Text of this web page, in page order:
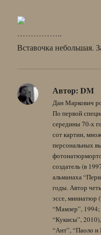
……………..
Вставочка небольшая.
Автор: DM
Дан Маркович
По первой
середины 70-х
сот картин,
персональных
создатель (в
альманаха
годы. Автор
эссе, миниатюр
“Мамзер”,
“Кукисы”,
“Ант”, “Паоло